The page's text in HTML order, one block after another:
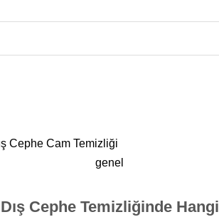
genel
Dış Cephe Temizliğinde Hangi